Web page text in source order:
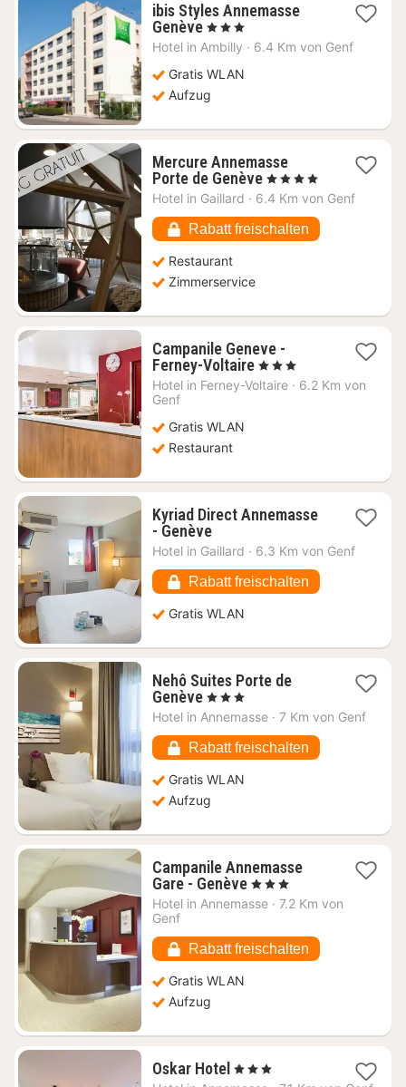
ibis Styles Annemasse
Genève1
Nacht
107,91
€
, 3 Sterne
Hotel in Ambilly · 6.4 Km von Genf
Gratis WLAN
Aufzug
Mercure Annemasse
Porte de Genève1
Nacht
84,28
€
, 4 Sterne
Hotel in Gaillard · 6.4 Km von Genf
Rabatt freischalten
Restaurant
Zimmerservice
Campanile Geneve -
Ferney-Voltaire1
Nacht
, 3 Sterne
Hotel in Ferney-Voltaire · 6.2 Km von
Genf
Gratis WLAN
Restaurant
Kyriad Direct Annemasse
- Genève1
Nacht
50,93
€
Hotel in Gaillard · 6.3 Km von Genf
Rabatt freischalten
Gratis WLAN
Nehô Suites Porte de
Genève1
Nacht
68,49
€
, 3 Sterne
Hotel in Annemasse · 7 Km von Genf
Rabatt freischalten
Gratis WLAN
Aufzug
Campanile Annemasse
Gare - Genève1
Nacht
€
, 3 Sterne
Hotel in Annemasse · 7.2 Km von
Genf
Rabatt freischalten
Gratis WLAN
Aufzug
Oskar Hotel 1
, 3 Sterne